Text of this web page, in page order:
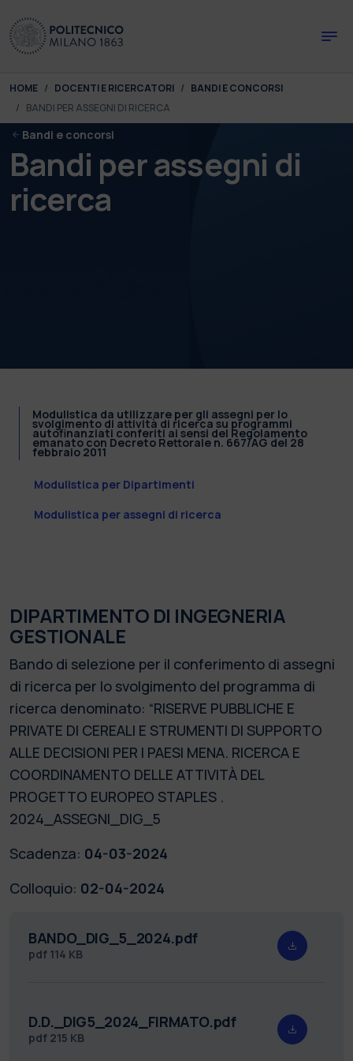
You are here:
HOME DOCENTI E RICERCATORI
BANDI E CONCORSI
BANDI PER ASSEGNI DI RICERCA
Bandi e concorsi
Bandi per assegni di
ricerca
Modulistica da utilizzare per gli assegni per lo
svolgimento di attività di ricerca su programmi
autofinanziati conferiti ai sensi del Regolamento
emanato con Decreto Rettorale n. 667/AG del 28
febbraio 2011
Modulistica per Dipartimenti
Modulistica per assegni di ricerca
DIPARTIMENTO DI INGEGNERIA
GESTIONALE
Bando di selezione per il conferimento di assegni
di ricerca per lo svolgimento del programma di
ricerca denominato: “RISERVE PUBBLICHE E
PRIVATE DI CEREALI E STRUMENTI DI SUPPORTO
ALLE DECISIONI PER I PAESI MENA. RICERCA E
COORDINAMENTO DELLE ATTIVITÀ DEL
PROGETTO EUROPEO STAPLES .
2024_ASSEGNI_DIG_5
Scadenza: 04-03-2024
Colloquio: 02-04-2024
BANDO_DIG_5_2024.pdf
pdf 114 KB
D.D._DIG5_2024_FIRMATO.pdf
pdf 215 KB